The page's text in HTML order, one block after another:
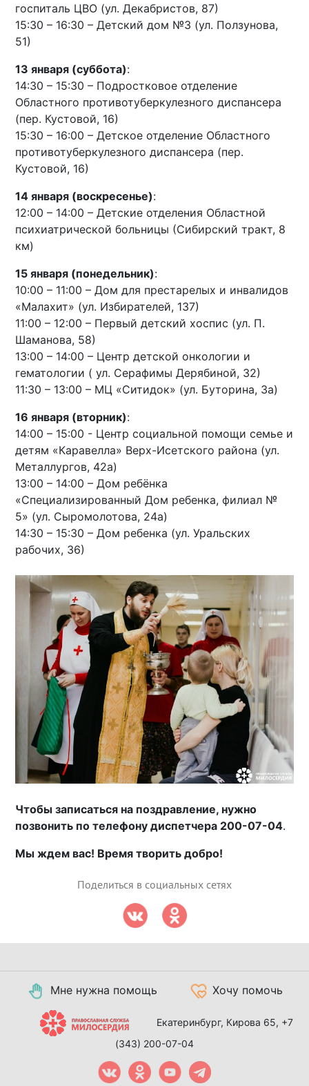
госпиталь ЦВО (ул. Декабристов, 87)
15:30 – 16:30 – Детский дом №3 (ул. Ползунова,
51)
13 января (суббота):
14:30 – 15:30 – Подростковое отделение
Областного противотуберкулезного диспансера
(пер. Кустовой, 16)
15:30 – 16:00 – Детское отделение Областного
противотуберкулезного диспансера (пер.
Кустовой, 16)
14 января (воскресенье):
12:00 – 14:00 – Детские отделения Областной
психиатрической больницы (Сибирский тракт, 8
км)
15 января (понедельник):
10:00 – 11:00 – Дом для престарелых и инвалидов
«Малахит» (ул. Избирателей, 137)
11:00 – 12:00 – Первый детский хоспис (ул. П.
Шаманова, 58)
13:00 – 14:00 – Центр детской онкологии и
гематологии ( ул. Серафимы Дерябиной, 32)
11:30 – 13:00 – МЦ «Ситидок» (ул. Буторина, 3а)
16 января (вторник):
14:00 – 15:00 - Центр социальной помощи семье и
детям «Каравелла» Верх-Исетского района (ул.
Металлургов, 42а)
13:00 – 14:00 – Дом ребёнка
«Специализированный Дом ребенка, филиал №
5» (ул. Сыромолотова, 24а)
14:30 – 15:30 – Дом ребенка (ул. Уральских
рабочих, 36)
Чтобы записаться на поздравление, нужно
позвонить по телефону диспетчера 200-07-04.
Мы ждем вас! Время творить добро!
Поделиться в социальных сетях
Мне нужна помощь Хочу помочь
Екатеринбург, Кирова 65, +7
(343) 200-07-04